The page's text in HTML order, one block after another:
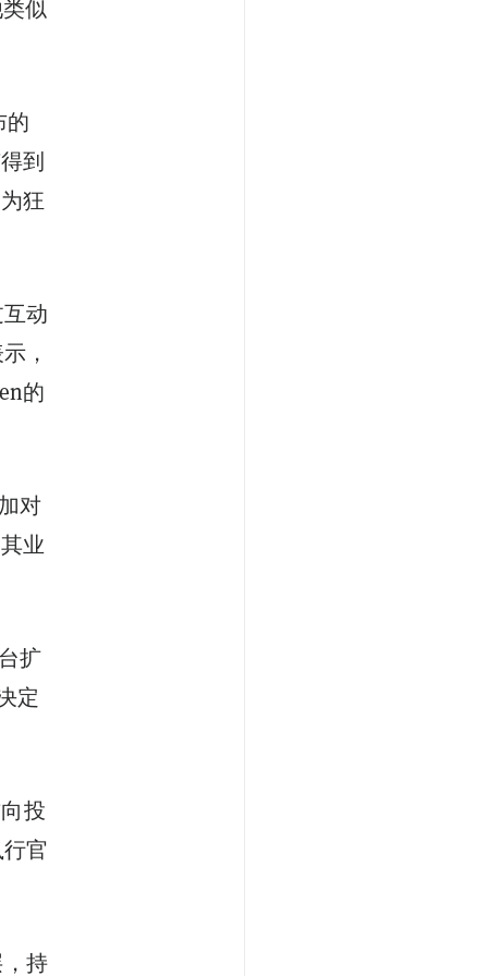
似
的
到
狂
动
，
的
对
业
扩
定
投
官
持